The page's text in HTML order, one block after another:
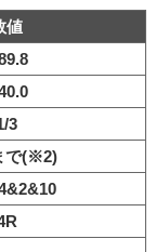
値
3
で(※2)